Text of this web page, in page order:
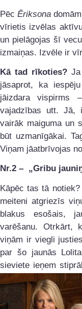
PēcĒriksona
vīrietis izvēlas
un pielāgojas šī
izmaiņas. Izvēle ir
Kā tad rīkoties?
jāsaprot, ka
jāizdara vispirms
vajadzības utt. Jā,
vairāk maiguma un
būt uzmanīgākai.
Viņam jāatbrīvojas
Nr.2 – „Gribu
Kāpēc tas tā
meiteni atgriezīs
blakus esošais,
varēšanu. Otrkārt,
viņām ir viegli
par šo jaunās
sieviete ieņem